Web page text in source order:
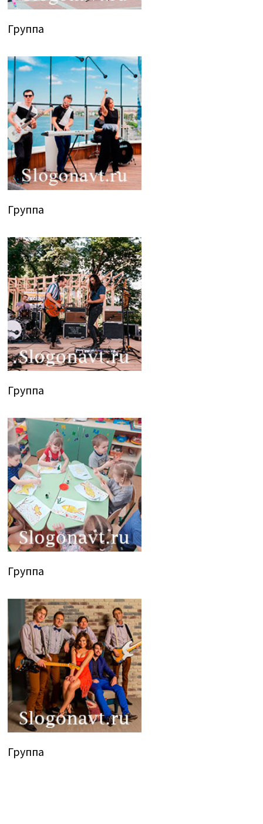
Группа
Группа
Группа
Группа
Группа